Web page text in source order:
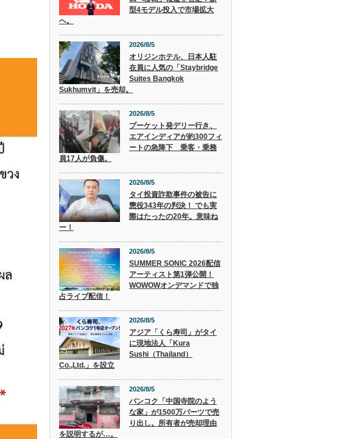
型4モデル投入で市場拡大
へ。
2026/8/5
オリジンホテル、日本人駐
在員に人気の「Staybridge
Suites Bangkok
Sukhumvit」を売却。
2026/8/5
プーケット発デリー行き、
エアインディアが約300フィ
ートの急降下 乗客・乗務
員17人が負傷。
2026/8/5
タイ投資詐欺事件の被告に
懲役343年の判決！ でも実
際はたったの20年。意味ね
ー！
2026/8/5
SUMMER SONIC 2026配信
アーティスト第1弾公開！
WOWOWオンデマンドで独
占ライブ配信！
2026/8/5
アジア「くら寿司」がタイ
に現地法人「Kura
Sushi（Thailand）
Co.,Ltd.」を設立
2026/8/5
バンコク「中国寺院のよう
な家」が1500万バーツで売
り出し。所有者が売却理由
を説明するが…。